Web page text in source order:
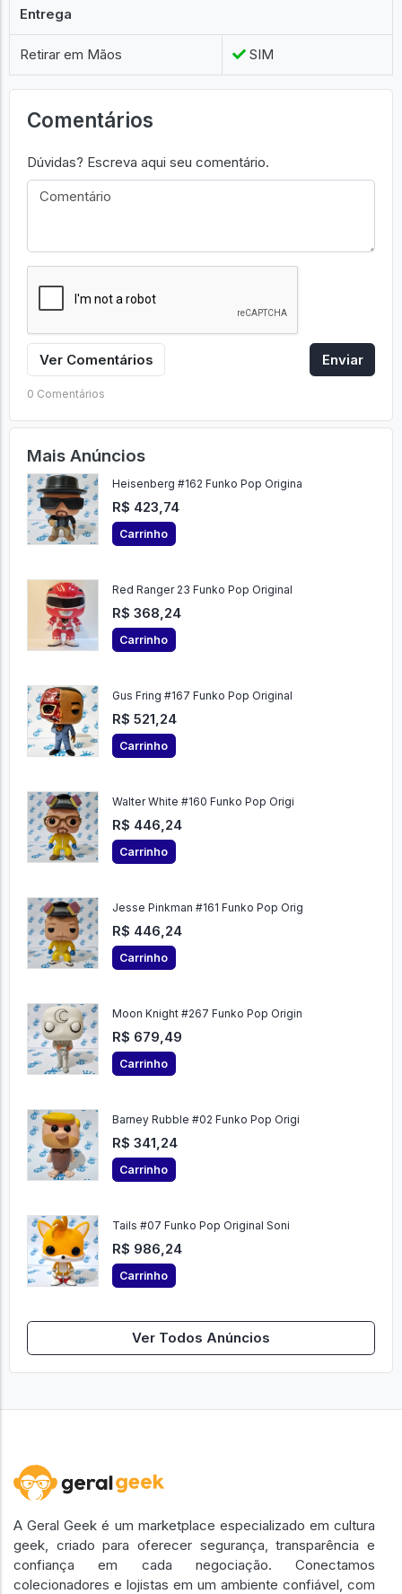
Entrega
Retirar em Mãos SIM
Comentários
Dúvidas? Escreva aqui seu comentário.
Ver Comentários Enviar
0 Comentários
Mais Anúncios
Heisenberg #162 Funko Pop Origina
R$ 423,74
Carrinho
Red Ranger 23 Funko Pop Original
R$ 368,24
Carrinho
Gus Fring #167 Funko Pop Original
R$ 521,24
Carrinho
Walter White #160 Funko Pop Origi
R$ 446,24
Carrinho
Jesse Pinkman #161 Funko Pop Orig
R$ 446,24
Carrinho
Moon Knight #267 Funko Pop Origin
R$ 679,49
Carrinho
Barney Rubble #02 Funko Pop Origi
R$ 341,24
Carrinho
Tails #07 Funko Pop Original Soni
R$ 986,24
Carrinho
Ver Todos Anúncios
A Geral Geek é um marketplace especializado em cultura
geek, criado para oferecer segurança, transparência e
confiança em cada negociação. Conectamos
colecionadores e lojistas em um ambiente confiável, com